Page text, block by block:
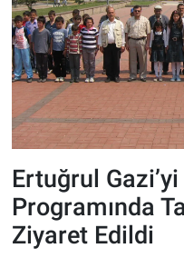
Ertuğrul
Programında
Ziyaret Edildi